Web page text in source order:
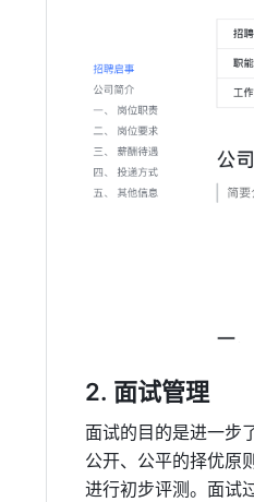
面试管理
面试的目的是进一步
公开、公平的择优原
进行初步评测。面试